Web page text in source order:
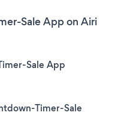
Sale App on Airi
Sale App
Timer-Sale